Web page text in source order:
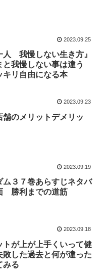
2023.09.25
人 我慢しない生き方』
と我慢しない事は違う
キリ自由になる本
2023.09.23
舗のメリットデメリッ
2023.09.19
ム３７巻あらすじネタバ
勝利までの道筋
2023.09.18
トが上が上手くいって健
した過去と何が違った
みる